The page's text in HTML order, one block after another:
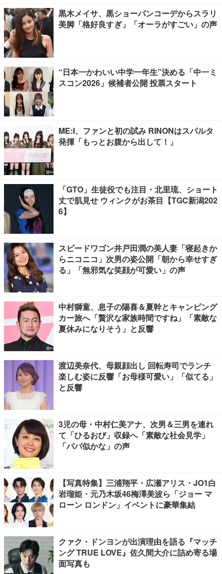
黒木メイサ、黒ショーパンコーデからスラリ
美脚「格好良すぎ」「オーラがすごい」の声
“日本一かわいい中学一年生”決める「中一ミ
スコン2026」候補者公開 投票スタート
ME:I、ファンと初の試み RINONはスパルタ
発揮「もっとお腹から出して！」
「GTO」生徒役でも注目・北里琉、ショート
丈で肌見せ ウィンクがお茶目【TGC新潟202
6】
スピードワゴン井戸田潤の美人妻「寝起きか
らニコニコ」次男の姿公開「朝から幸せすぎ
る」「無邪気な笑顔が可愛い」の声
中村獅童、息子の陽喜＆夏幹とキャンピング
カー旅へ「贅沢な家族時間ですね」「素敵な
夏休みになりそう」と反響
渡辺美奈代、母親顔出し 回転寿司でランチ
楽しむ姿に反響「お母様可愛い」「似てる」
と反響
3児の母・中村仁美アナ、次男＆三男を連れ
て「ひるおび」収録へ「素敵な社会見学」
「パパ似かな」の声
【写真特集】三浦翔平・広瀬アリス・JO1白
岩瑠姫・元乃木坂46梅澤美波ら「ジョー マ
ローン ロンドン」イベントに豪華集結
クァク・ドンヨンが出演理由を語る『マッチ
ング TRUE LOVE』佐久間大介に詰め寄る場
面写真も